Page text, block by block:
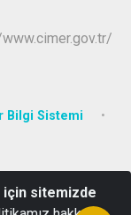
Bilgi Sistemi
BOLU
sitemizde